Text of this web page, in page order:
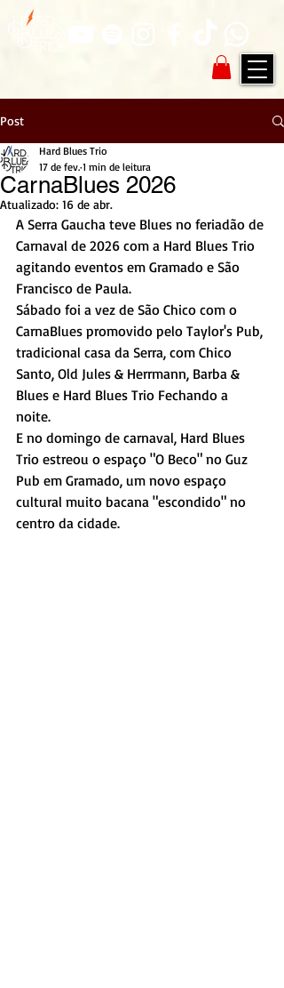
Post
CarnaBlues 2026
Hard Blues Trio
17 de fev. 1 min de leitura
Atualizado: 16 de abr.
A Serra Gaucha teve Blues no feriadão de
Carnaval de 2026 com a Hard Blues Trio
agitando eventos em Gramado e São
Francisco de Paula.
Sábado foi a vez de São Chico com o
CarnaBlues promovido pelo Taylor's Pub,
tradicional casa da Serra, com Chico
Santo, Old Jules & Herrmann, Barba &
Blues e Hard Blues Trio Fechando a
noite.
E no domingo de carnaval, Hard Blues
Trio estreou o espaço "O Beco" no Guz
Pub em Gramado, um novo espaço
cultural muito bacana "escondido" no
centro da cidade.